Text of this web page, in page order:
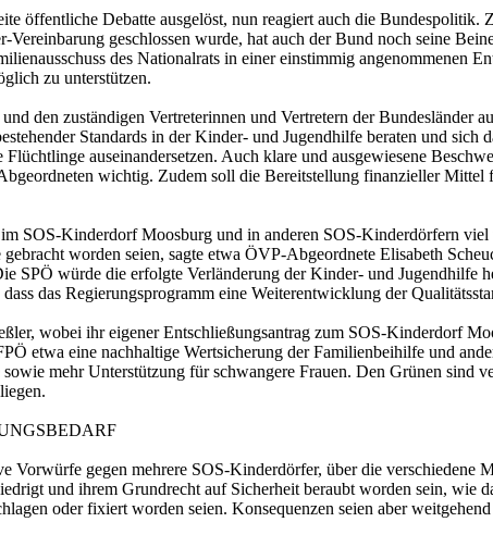
öffentliche Debatte ausgelöst, nun reagiert auch die
geschlossen wurde, hat auch der Bund noch seine
des Nationalrats in einer einstimmig angenommenen
zu unterstützen.
den zuständigen Vertreterinnen und Vertretern der Bundesländer
Standards in der Kinder- und Jugendhilfe beraten und sich
auseinandersetzen. Auch klare und ausgewiesene
wichtig. Zudem soll die Bereitstellung finanzieller
SOS-Kinderdorf Moosburg und in anderen SOS-Kinderdörfern
worden seien, sagte etwa ÖVP-Abgeordnete Elisabeth
SPÖ würde die erfolgte Verländerung der Kinder- und Jugendhilfe
das Regierungsprogramm eine Weiterentwicklung der
wobei ihr eigener Entschließungsantrag zum SOS-Kinderdorf
etwa eine nachhaltige Wertsicherung der Familienbeihilfe und
mehr Unterstützung für schwangere Frauen. Den Grünen sind
Vorwürfe gegen mehrere SOS-Kinderdörfer, über die
und ihrem Grundrecht auf Sicherheit beraubt worden sein, wie
oder fixiert worden seien. Konsequenzen seien aber